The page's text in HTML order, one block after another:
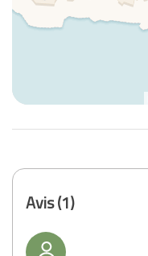
Avis (1)